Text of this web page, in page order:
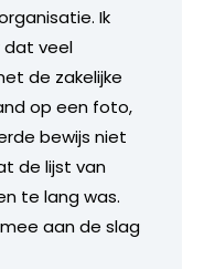
Ik
dat veel
de zakelijke
op een foto,
bewijs niet
de lijst van
te lang was.
aan de slag